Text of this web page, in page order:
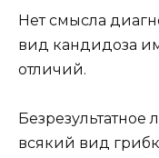
Нет смысла
вид кандидоза
отличий.
Безрезультатное
всякий вид